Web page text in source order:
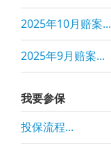
2025年10月赔案...
2025年9月赔案...
我要参保
投保流程...